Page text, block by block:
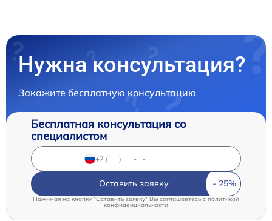
Нужна консультация?
Закажите бесплатную консультацию
Бесплатная консультация со
специалистом
Оставить заявку
Нажимая на кнопку "Оставить заявку" Вы соглашаетесь c политикой
конфиденциальности